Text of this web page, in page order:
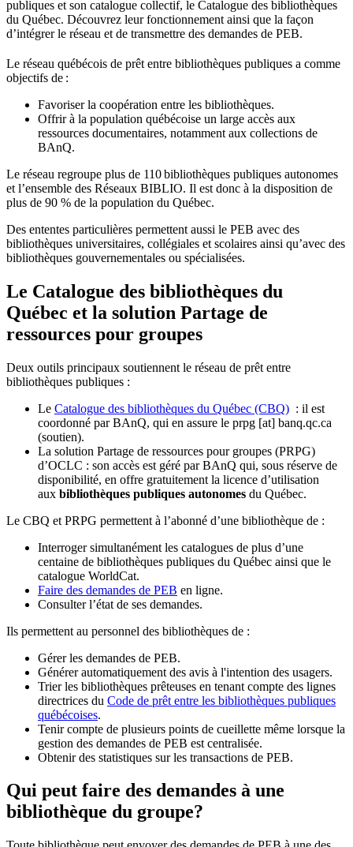
publiques et son catalogue collectif, le Catalogue des bibliothèques
du Québec. Découvrez leur fonctionnement ainsi que la façon
d’intégrer le réseau et de transmettre des demandes de PEB.
Le réseau québécois de prêt entre bibliothèques publiques a comme
objectifs de :
Favoriser la coopération entre les bibliothèques.
Offrir à la population québécoise un large accès aux
ressources documentaires, notamment aux collections de
BAnQ.
Le réseau regroupe plus de 110bibliothèques publiques autonomes
et l’ensemble des Réseaux BIBLIO. Il est donc à la disposition de
plus de 90 % de la population du Québec.
Des ententes particulières permettent aussi le PEB avec des
bibliothèques universitaires, collégiales et scolaires ainsi qu’avec des
bibliothèques gouvernementales ou spécialisées.
Le Catalogue des bibliothèques du
Québec et la solution Partage de
ressources pour groupes
Deux outils principaux soutiennent le réseau de prêt entre
bibliothèques publiques :
Le Catalogue des bibliothèques du Québec (CBQ) : il est
coordonné par BAnQ, qui en assure le prpg [at] banq.qc.ca
(soutien).
La solution Partage de ressources pour groupes (PRPG)
d’OCLC : son accès est géré par BAnQ qui, sous réserve de
disponibilité, en offre gratuitement la licence d’utilisation
aux bibliothèques publiques autonomes du Québec.
Le CBQ et PRPG permettent à l’abonné d’une bibliothèque de :
Interroger simultanément les catalogues de plus d’une
centaine de bibliothèques publiques du Québec ainsi que le
catalogue WorldCat.
Faire des demandes de PEB en ligne.
Consulter l’état de ses demandes.
Ils permettent au personnel des bibliothèques de :
Gérer les demandes de PEB.
Générer automatiquement des avis à l'intention des usagers.
Trier les bibliothèques prêteuses en tenant compte des lignes
directrices du Code de prêt entre les bibliothèques publiques
québécoises.
Tenir compte de plusieurs points de cueillette même lorsque la
gestion des demandes de PEB est centralisée.
Obtenir des statistiques sur les transactions de PEB.
Qui peut faire des demandes à une
bibliothèque du groupe?